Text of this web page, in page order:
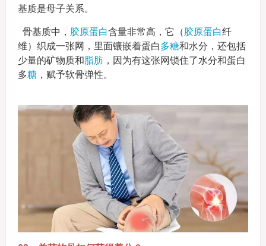
基质是母子关系。
骨基质中， 胶原蛋白含量非常高，它（胶原蛋白纤
维）织成一张网，里面镶嵌着蛋白多糖和水分，还包括
少量的矿物质和 脂肪，因为有这张网锁住了水分和蛋白
多糖，赋予软骨弹性。